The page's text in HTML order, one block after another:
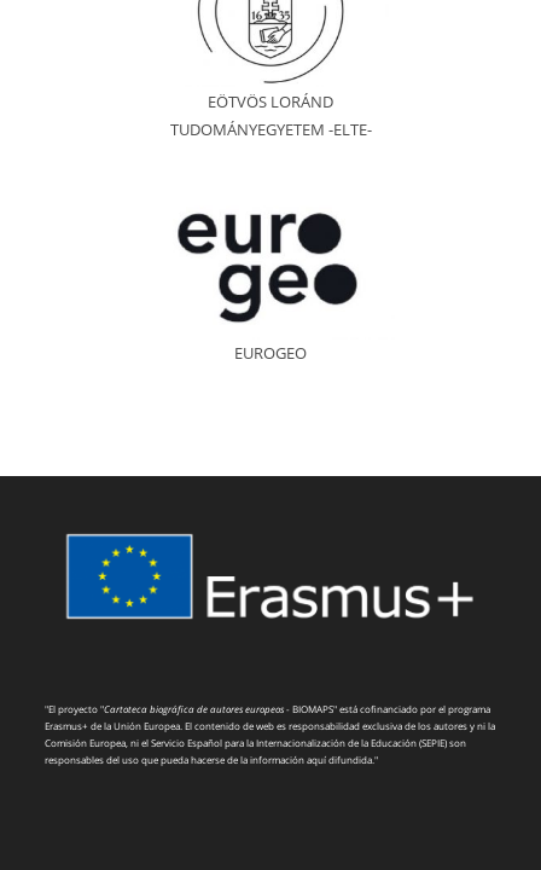
EÖTVÖS LORÁND
TUDOMÁNYEGYETEM -ELTE-
EUROGEO
"El proyecto "Cartoteca biográfica de autores europeos- BIOMAPS" está cofinanciado por el programa
Erasmus+ de la Unión Europea. El contenido de web es responsabilidad exclusiva de los autores y ni la
Comisión Europea, ni el Servicio Español para la Internacionalización de la Educación (SEPIE) son
responsables del uso que pueda hacerse de la información aquí difundida."